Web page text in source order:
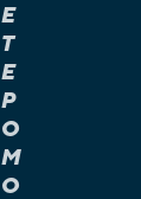
E
T
E
P
O
M
O